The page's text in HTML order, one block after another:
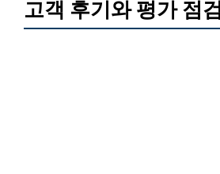
고객 후기와 평가 점검